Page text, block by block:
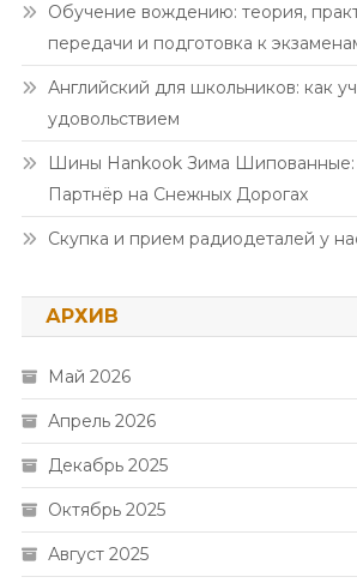
Обучение вождению: теория,
передачи и подготовка к
Английский для школьников: как
удовольствием
Шины Hankook Зима
Партнёр на Снежных Дорогах
Скупка и прием радиодеталей у
АРХИВ
Май 2026
Апрель 2026
Декабрь 2025
Октябрь 2025
Август 2025